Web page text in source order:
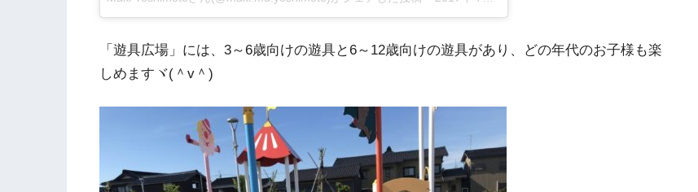
「遊具広場」には、3～6歳向けの遊具と6～12歳向けの遊具があり、どの年代のお子様も楽
しめますヾ(＾v＾)